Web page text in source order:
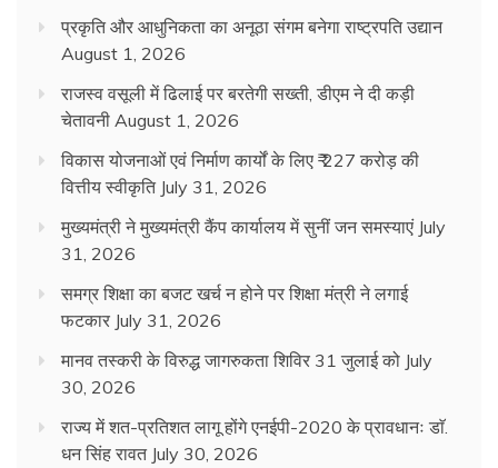
प्रकृति और आधुनिकता का अनूठा संगम बनेगा राष्ट्रपति उद्यान
August 1, 2026
राजस्व वसूली में ढिलाई पर बरतेगी सख्ती, डीएम ने दी कड़ी
चेतावनी August 1, 2026
विकास योजनाओं एवं निर्माण कार्यों के लिए ₹ 227 करोड़ की
वित्तीय स्वीकृति July 31, 2026
मुख्यमंत्री ने मुख्यमंत्री कैंप कार्यालय में सुनीं जन समस्याएं July
31, 2026
समग्र शिक्षा का बजट खर्च न होने पर शिक्षा मंत्री ने लगाई
फटकार July 31, 2026
मानव तस्करी के विरुद्ध जागरुकता शिविर 31 जुलाई को July
30, 2026
राज्य में शत-प्रतिशत लागू होंगे एनईपी-2020 के प्रावधानः डाॅ.
धन सिंह रावत July 30, 2026